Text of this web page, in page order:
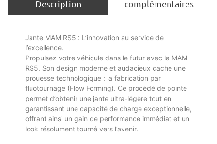
Description
complémentaires
Jante MAM RS5 : L’innovation au service de
l’excellence.
Propulsez votre véhicule dans le futur avec la MAM
RS5. Son design moderne et audacieux cache une
prouesse technologique : la fabrication par
fluotournage (Flow Forming). Ce procédé de pointe
permet d’obtenir une jante ultra-légère tout en
garantissant une capacité de charge exceptionnelle,
offrant ainsi un gain de performance immédiat et un
look résolument tourné vers l’avenir.